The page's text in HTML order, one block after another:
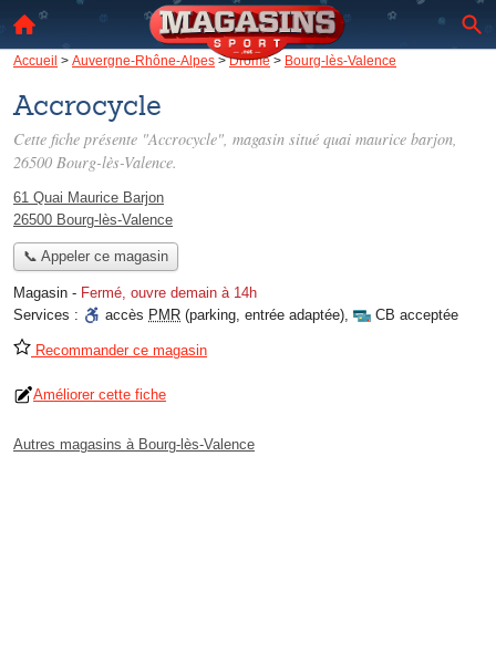
Accueil > Auvergne-Rhône-Alpes >Drôme> Bourg-lès-Valence
Accrocycle
Cette fiche présente "Accrocycle", magasin situé quai maurice barjon,
26500 Bourg-lès-Valence.
61 Quai Maurice Barjon
26500 Bourg-lès-Valence
📞 Appeler ce magasin
Magasin - Fermé, ouvre demain à 14h
Services :
accès PMR (parking, entrée adaptée), CB acceptée
Recommander ce magasin
Améliorer cette fiche
Autres magasins à Bourg-lès-Valence